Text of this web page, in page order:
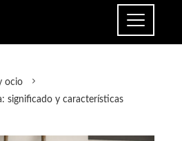
ocio
significado y características